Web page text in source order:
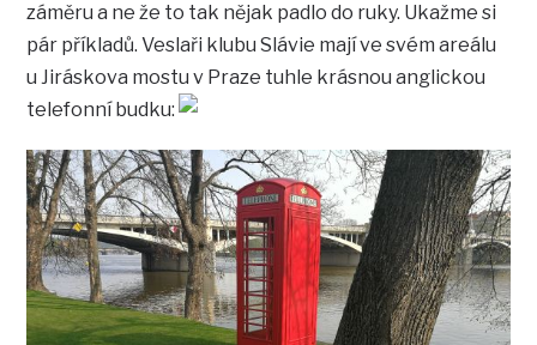
záměru a ne že to tak nějak padlo do ruky. Ukažme si
pár příkladů. Veslaři klubu Slávie mají ve svém areálu
u Jiráskova mostu v Praze tuhle krásnou anglickou
telefonní budku: